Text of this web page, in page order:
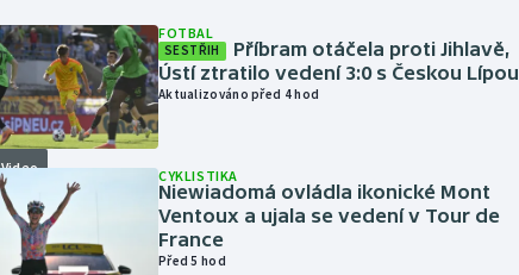
Video
FOTBAL
SESTŘIH
Příbram otáčela proti Jihlavě,
Ústí ztratilo vedení 3:0 s Českou Lípou
Aktualizováno před 4 hod
CYKLISTIKA
Niewiadomá ovládla ikonické Mont
Ventoux a ujala se vedení v Tour de
France
Před 5 hod